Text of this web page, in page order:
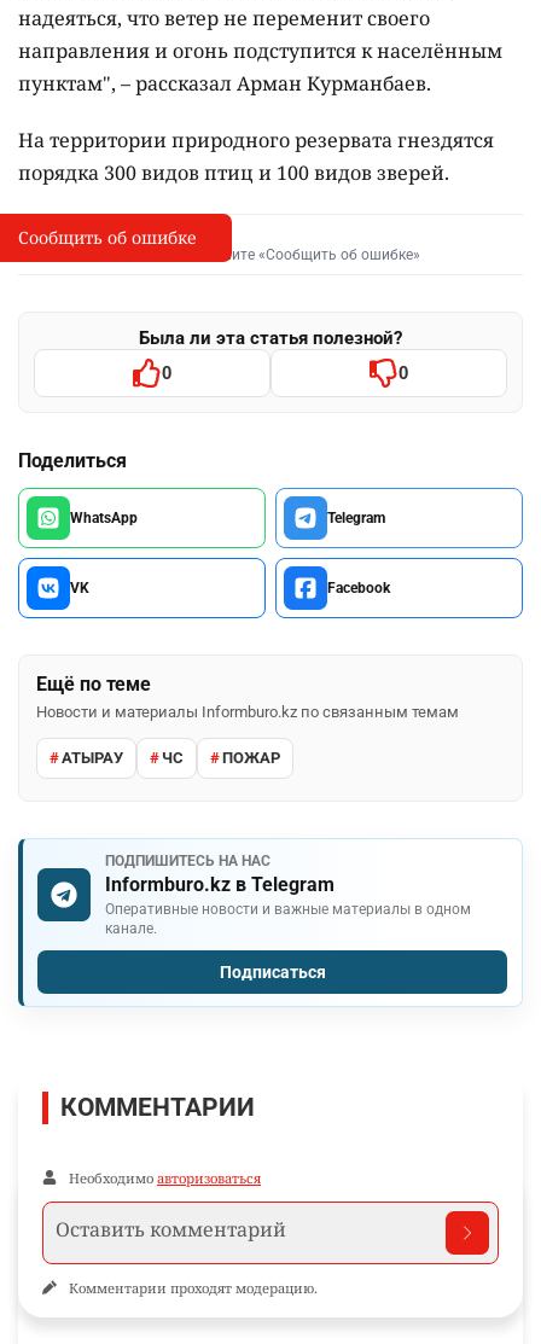
надеяться, что ветер не переменит своего
направления и огонь подступится к населённым
пунктам", – рассказал Арман Курманбаев.
На территории природного резервата гнездятся
порядка 300 видов птиц и 100 видов зверей.
I
Сообщить об опечатке
Выделите фрагмент и нажмите «Сообщить об ошибке»
Была ли эта статья полезной?
0 0
Поделиться
WhatsApp Telegram
VK Facebook
Ещё по теме
Новости и материалы Informburo.kz по связанным темам
АТЫРАУ ЧС ПОЖАР
ПОДПИШИТЕСЬ НА НАС
Informburo.kz в Telegram
Оперативные новости и важные материалы в одном
канале.
Подписаться
Сообщить об ошибке
КОММЕНТАРИИ
Необходимо авторизоваться
Комментарии проходят модерацию.